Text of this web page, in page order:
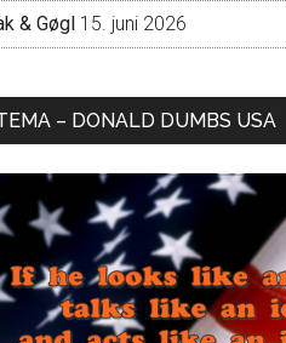
& Gøgl 15. juni 2026
– DONALD DUMBS USA